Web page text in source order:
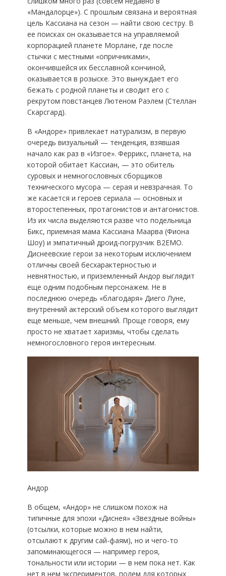
«Мандалорце»). С прошлым связана и вероятная
цель Кассиана на сезон — найти свою сестру. В
ее поисках он оказывается на управляемой
корпорацией планете Морлане, где после
стычки с местными «опричниками»,
окончившейся их бесславной кончиной,
оказывается в розыске. Это вынуждает его
бежать с родной планеты и сводит его с
рекрутом повстанцев Лютеном Раэлем (Стеллан
Скарсгард).
В «Андоре» привлекает натурализм, в первую
очередь визуальный — тенденция, взявшая
начало как раз в «Изгое». Феррикс, планета, на
которой обитает Кассиан, — это обитель
суровых и немногословных сборщиков
технического мусора — серая и невзрачная. То
же касается и героев сериала — основных и
второстепенных, протагонистов и антагонистов.
Из их числа выделяются разве что подельница
Бикс, приемная мама Кассиана Маарва (Фиона
Шоу) и эмпатичный дроид-погрузчик B2EMO.
Диснеевские герои за некоторым исключением
отличны своей бесхарактерностью и
невнятностью, и приземленный Андор выглядит
еще одним подобным персонажем. Не в
последнюю очередь «благодаря» Диего Луне,
внутренний актерский объем которого выглядит
еще меньше, чем внешний. Проще говоря, ему
просто не хватает харизмы, чтобы сделать
немногословного героя интересным.
Андор
В общем, «Андор» не слишком похож на
типичные для эпохи «Диснея» «Звездные войны»
(отсылки, которые можно в нем найти,
отсылают к другим сай-фаям), но и чего-то
запоминающегося — например героя,
тональности или истории — в нем пока нет. Как
нет в нем экспериментов, полем для которых